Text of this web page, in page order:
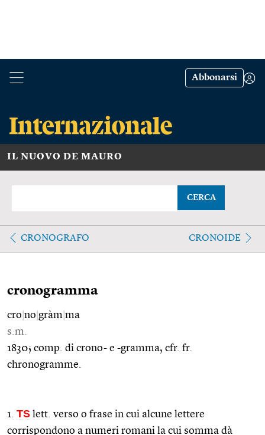
Abbonarsi
IL NUOVO DE MAURO
CERCA
CRONOGRAFO CRONOIDE
cronogramma
cro no gràm ma
s.m.
1830; comp. di crono- e -gramma, cfr. fr.
chronogramme.
1. TS lett. verso o frase in cui alcune lettere
corrispondono a numeri romani la cui somma dà